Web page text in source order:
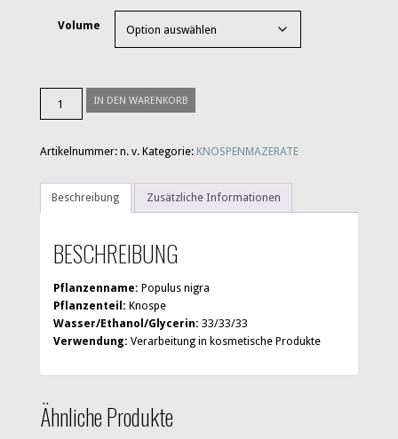
Volume
SchwarzpappelIN DEN WARENKORB
Artikelnummer: n. v. Kategorie: KNOSPENMAZERATE
Beschreibung Zusätzliche Informationen
BESCHREIBUNG
Pflanzenname: Populus nigra
Pflanzenteil: Knospe
Wasser/Ethanol/Glycerin: 33/33/33
Verwendung: Verarbeitung in kosmetische Produkte
Ähnliche Produkte